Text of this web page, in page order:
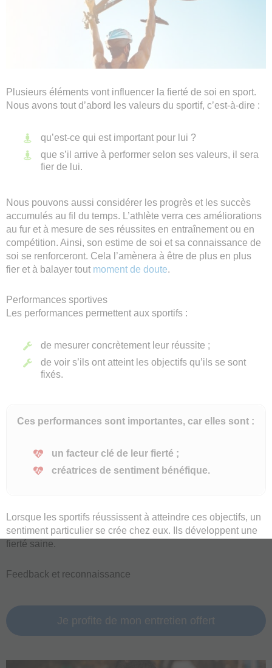
Plusieurs éléments vont influencer la fierté de soi en sport.
Nous avons tout d’abord les valeurs du sportif, c’est-à-dire :
qu’est-ce qui est important pour lui ?
que s’il arrive à performer selon ses valeurs, il sera
fier de lui.
Nous pouvons aussi considérer les progrès et les succès
accumulés au fil du temps. L’athlète verra ces améliorations
au fur et à mesure de ses réussites en entraînement ou en
compétition. Ainsi, son estime de soi et sa connaissance de
soi se renforceront. Cela l’amènera à être de plus en plus
fier et à balayer tout moment de doute.
Performances sportives
Les performances permettent aux sportifs :
de mesurer concrètement leur réussite ;
de voir s’ils ont atteint les objectifs qu’ils se sont
fixés.
Ces performances sont importantes, car elles sont :
un facteur clé de leur fierté ;
créatrices de sentiment bénéfique.
Lorsque les sportifs réussissent à atteindre ces objectifs, un
sentiment particulier se crée chez eux. Ils développent une
fierté saine.
Feedback et reconnaissance
Je profite de mon entretien offert